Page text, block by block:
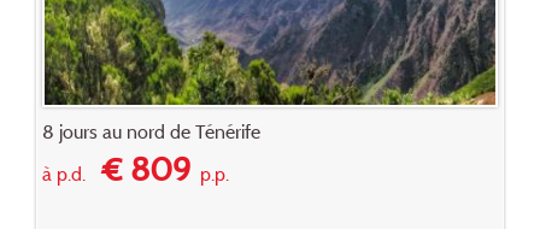
8 jours au nord de Ténérife
à p.d.€ 809p.p.